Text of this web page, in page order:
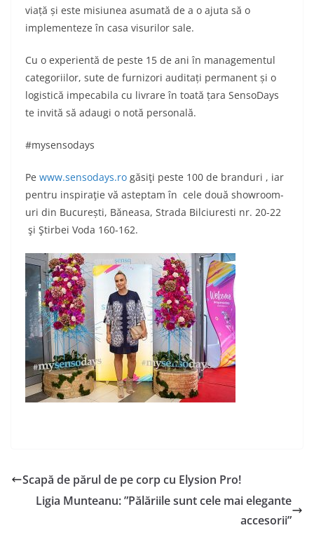
viață și este misiunea asumată de a o ajuta să o
implementeze în casa visurilor sale.
Cu o experientă de peste 15 de ani în managementul
categoriilor, sute de furnizori auditați permanent și o
logistică impecabila cu livrare în toată țara SensoDays
te invită să adaugi o notă personală.
#mysensodays
Pe www.sensodays.ro găsiţi peste 100 de branduri , iar
pentru inspiraţie vă asteptam în cele două showroom-
uri din București, Băneasa, Strada Bilciuresti nr. 20-22
şi Ştirbei Voda 160-162.
Scapă de părul de pe corp cu Elysion Pro!
Ligia Munteanu: ”Pălăriile sunt cele mai elegante
accesorii”